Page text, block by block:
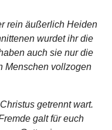
rein äußerlich Heiden
wurdet ihr die
auch sie nur die
Menschen vollzogen
getrennt wart.
galt für euch